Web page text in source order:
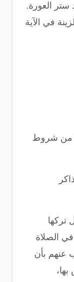
ستر العورة.
في الآية
من شروط
تركها
الصلاة
عنهم بأن